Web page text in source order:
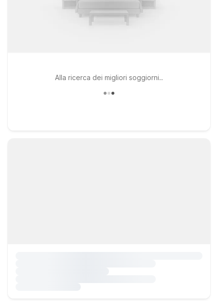
Alla ricerca dei migliori soggiorni..